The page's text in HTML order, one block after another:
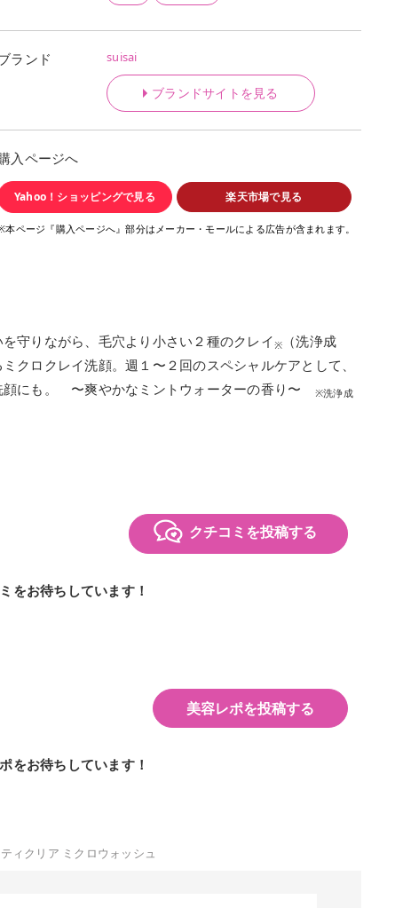
ランド suisai
ブランドサイトを見る
入ページへ
Yahoo！ショッピングで見る 楽天市場で見る
本ページ『購入ページへ』部分はメーカー・モールによる広告が含まれます。
守りながら、毛穴より小さい２種のクレイ※ （洗浄成
クロクレイ洗顔。週１〜２回のスペシャルケアとして、
顔にも。 〜爽やかなミントウォーターの香り〜
※洗浄成
クチコミを投稿する
をお待ちしています！
美容レポを投稿する
をお待ちしています！
ィクリア ミクロウォッシュ